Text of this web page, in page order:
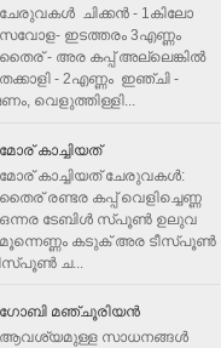
ചേരുവകൾ ചിക്കന്‍ - 1കിലോ
സവോള- ഇടത്തരം 3എണ്ണം
തൈര് - അര കപ്പ്‌ അല്ലെങ്കില്‍
തക്കാളി - 2എണ്ണം ഇഞ്ചി -
വെളുത്തിള്ളി...
മോര് കാച്ചിയത്
മോര് കാച്ചിയത് ചേരുവകള്‍‌:
തൈര് രണ്ടര കപ്പ് വെളിച്ചെണ്ണ
ഒന്നര ടേബിള്‍ സ്പൂണ്‍ ഉലുവ
മൂന്നെണ്ണം കടുക് അര ടീസ്പൂണ്‍
ച...
ഗോബി മഞ്ചൂരിയന്‍
ആവശ്യമുള്ള സാധനങ്ങൾ